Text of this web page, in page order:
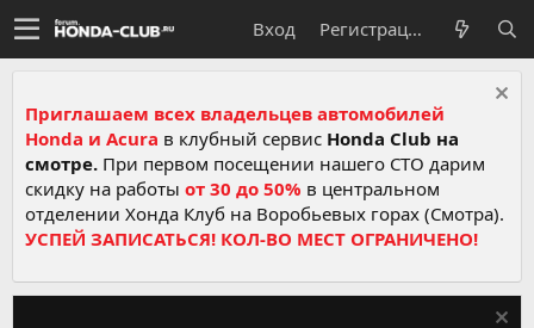
Вход Регистрация
Приглашаем всех владельцев автомобилей
Honda и Acura в клубный сервис Honda Club на
смотре. При первом посещении нашего СТО дарим
скидку на работы от 30 до 50% в центральном
отделении Хонда Клуб на Воробьевых горах (Смотра).
УСПЕЙ ЗАПИСАТЬСЯ! КОЛ-ВО МЕСТ ОГРАНИЧЕНО!